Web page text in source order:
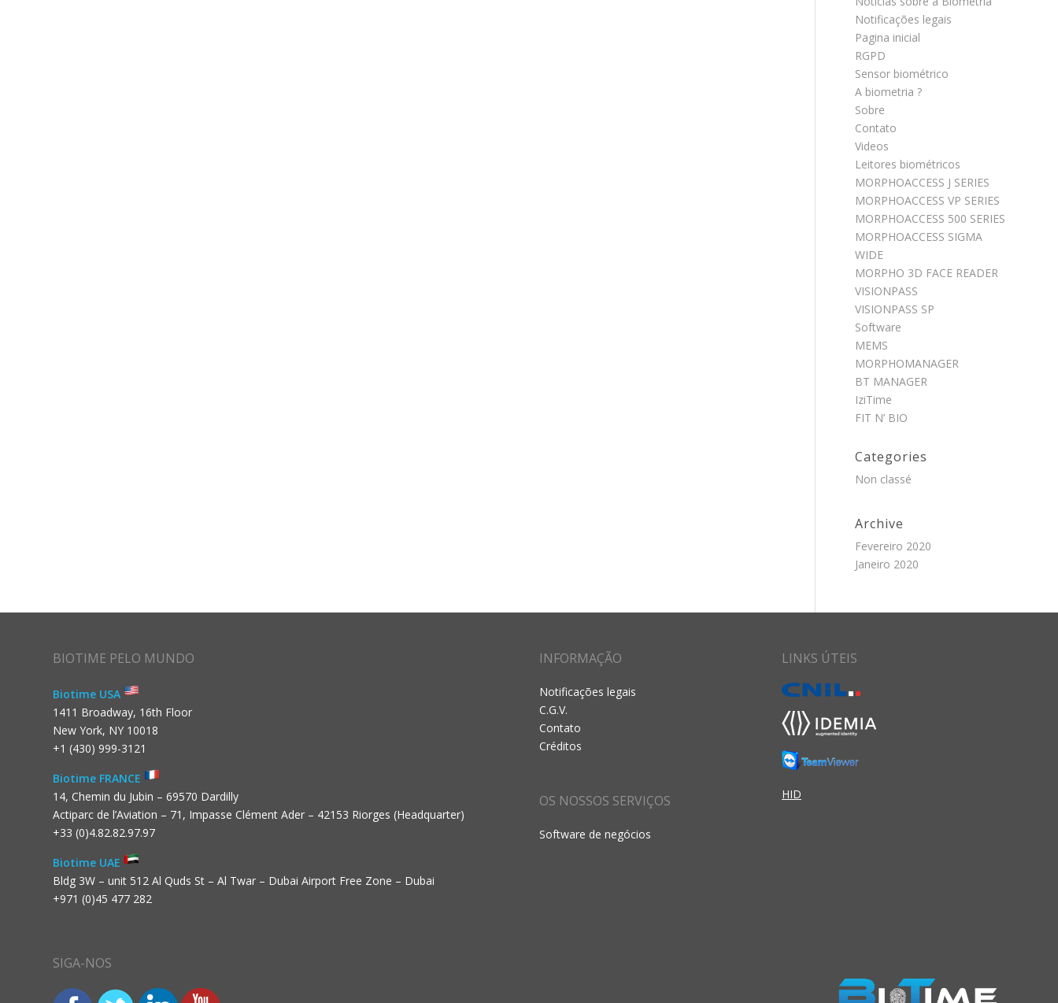
Notificações legais
Pagina inicial
RGPD
Sensor biométrico
A biometria ?
Sobre
Contato
Videos
Leitores biométricos
MORPHOACCESS J SERIES
MORPHOACCESS VP SERIES
MORPHOACCESS 500 SERIES
MORPHOACCESS SIGMA
WIDE
MORPHO 3D FACE READER
VISIONPASS
VISIONPASS SP
Software
MEMS
MORPHOMANAGER
BT MANAGER
IziTime
FIT N’ BIO
Categories
Non classé
Archive
Fevereiro 2020
Janeiro 2020
BIOTIME PELO MUNDO
Biotime USA
1411 Broadway, 16th Floor
New York, NY 10018
+1 (430) 999-3121
Biotime FRANCE
14, Chemin du Jubin – 69570 Dardilly
Actiparc de l’Aviation – 71, Impasse Clément Ader – 42153 Riorges (Headquarter)
+33 (0)4.82.82.97.97
Biotime UAE
Bldg 3W – unit 512 Al Quds St – Al Twar – Dubai Airport Free Zone – Dubai
+971 (0)45 477 282
INFORMAÇÃO
Notificações legais
C.G.V.
Contato
Créditos
OS NOSSOS SERVIÇOS
Software de negócios
LINKS ÚTEIS
HID
SIGA-NOS